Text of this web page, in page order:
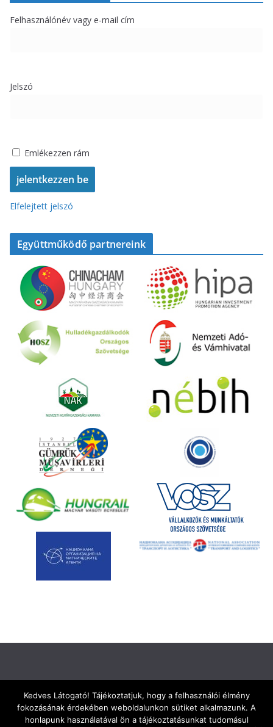
Felhasználónév vagy e-mail cím
Jelszó
Emlékezzen rám
Elfelejtett jelszó
Együttműködő partnereink
KapcsolatAdatkezelési SzabályzatImpresszum
Kedves Látogató! Tájékoztatjuk, hogy a felhasználói élmény
fokozásának érdekében weboldalunkon sütiket alkalmazunk. A
honlapunk használatával ön a tájékoztatásunkat tudomásul